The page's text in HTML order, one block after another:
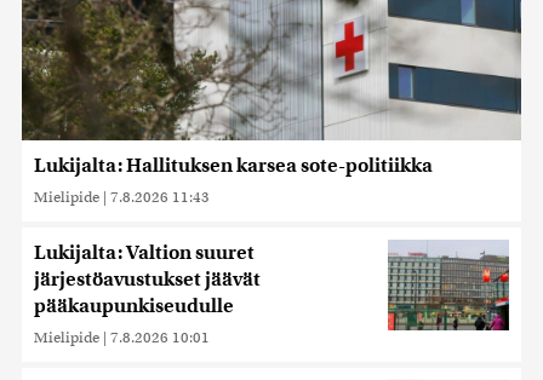
Lukijalta: Hallituksen karsea sote-politiikka
Mielipide | 7.8.2026 11:43
Lukijalta: Valtion suuret
järjestöavustukset jäävät
pääkaupunkiseudulle
Mielipide | 7.8.2026 10:01